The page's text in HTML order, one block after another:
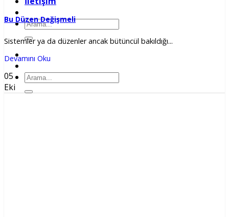
Ara:
Ara:
Bu Düzen Değişmeli
Sistemler ya da düzenler ancak bütüncül bakıldığı...
Devamını Oku
05
Eki